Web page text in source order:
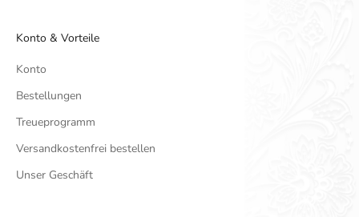
Konto & Vorteile
Konto
Bestellungen
Treueprogramm
Versandkostenfrei bestellen
Unser Geschäft